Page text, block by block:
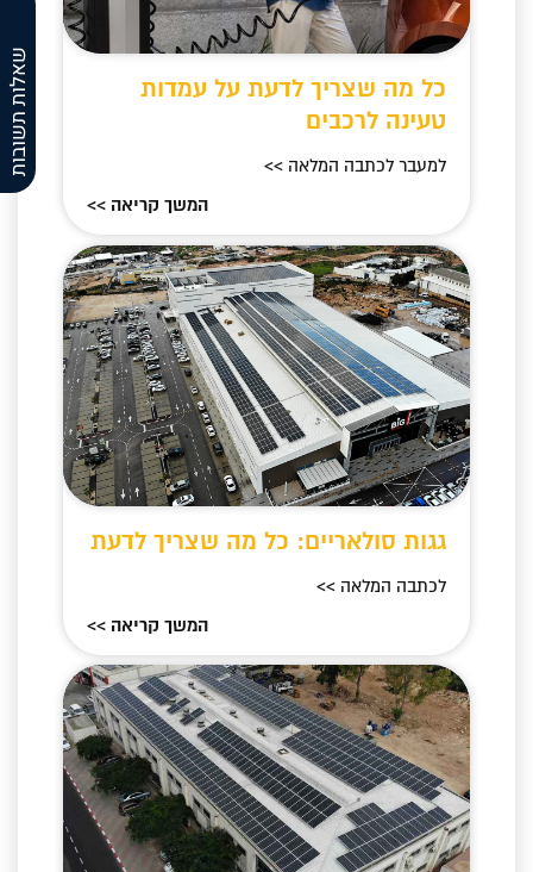
שאלות תשובות
כל מה שצריך לדעת על עמדות
טעינה לרכבים
למעבר לכתבה המלאה >>
המשך קריאה >>
גגות סולאריים: כל מה שצריך לדעת
לכתבה המלאה >>
המשך קריאה >>